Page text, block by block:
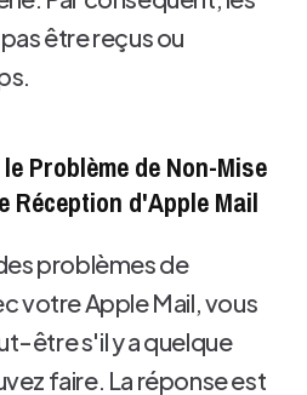
être reçus ou
Problème de Non-Mise
Réception d'Apple Mail
problèmes de
votre Apple Mail, vous
être s'il y a quelque
faire. La réponse est